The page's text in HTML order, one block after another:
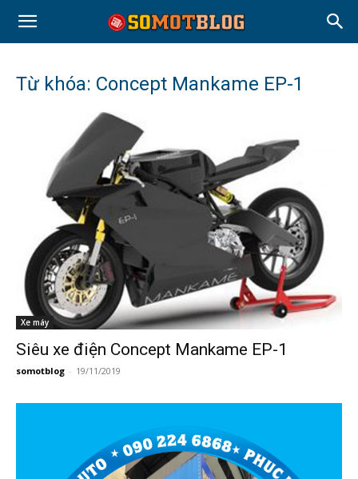
Từ khóa: Concept Mankame EP-1
Xe máy
Siêu xe điện Concept Mankame EP-1
somotblog - 19/11/2019